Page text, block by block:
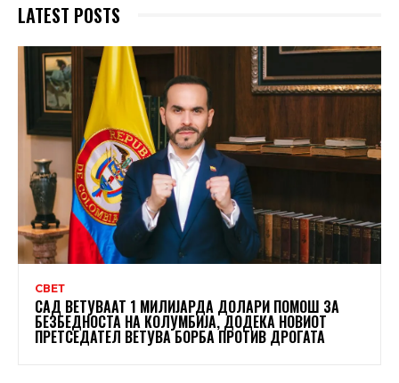
LATEST POSTS
СВЕТ
САД ВЕТУВААТ 1 МИЛИЈАРДА ДОЛАРИ ПОМОШ ЗА
БЕЗБЕДНОСТА НА КОЛУМБИЈА, ДОДЕКА НОВИОТ
ПРЕТСЕДАТЕЛ ВЕТУВА БОРБА ПРОТИВ ДРОГАТА